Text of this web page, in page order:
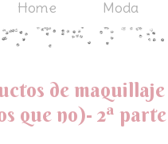
Home Moda
de
que no)- 2ª parte